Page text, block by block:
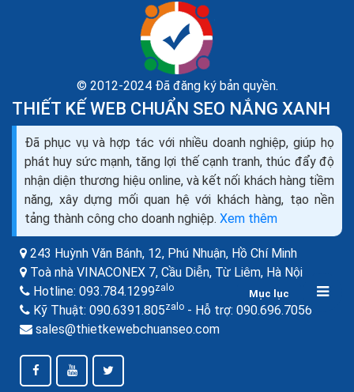
Mục lục
Bí quyết xây dựng khách hàng trung thành của
Amazon hiệu quả
Giải pháp hiệu quả nhất trong tình huống này là xác định
khách hàng thực- sự- trung- thành và đem lại hiệu quả
cho kinh doanh của doanh nghiệp. Thông thường,...
© 2012-2024 Đã đăng ký bản quyền.
THIẾT KẾ WEB CHUẨN SEO NẮNG XANH
Đã phục vụ và hợp tác với nhiều doanh nghiệp, giúp họ
phát huy sức mạnh, tăng lợi thế cạnh tranh, thúc đẩy độ
nhận diện thương hiệu online, và kết nối khách hàng tiềm
năng, xây dựng mối quan hệ với khách hàng, tạo nền
tảng thành công cho doanh nghiệp. Xem thêm
243 Huỳnh Văn Bánh, 12, Phú Nhuận, Hồ Chí Minh
Toà nhà VINACONEX 7, Cầu Diễn, Từ Liêm, Hà Nội
Hotline: 093.784.1299zalo
Kỹ Thuật: 090.6391.805zalo - Hỗ trợ: 090.696.7056
sales@thietkewebchuanseo.com